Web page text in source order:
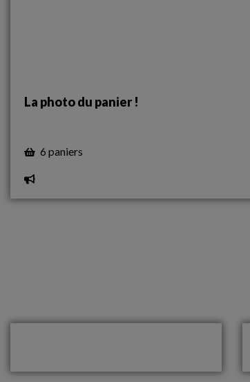
La photo du panier !
6 paniers